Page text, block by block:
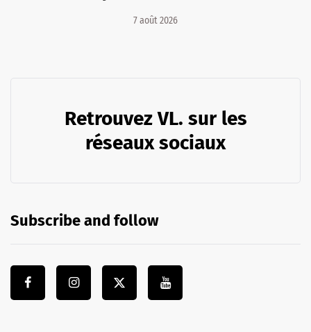
7 août 2026
Retrouvez VL. sur les
réseaux sociaux
Subscribe and follow